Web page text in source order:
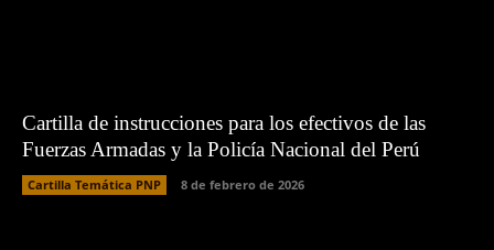
Cartilla de instrucciones para los efectivos de las
Fuerzas Armadas y la Policía Nacional del Perú
Cartilla Temática PNP 8 de febrero de 2026